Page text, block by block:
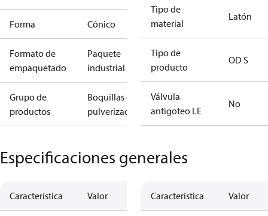
Forma Cónico
Formato de
empaquetado
Paquete
industrial
Grupo de
productos
Boquillas de
pulverización
Tipo de
material
Latón
Tipo de
producto
OD S
Válvula
antigoteo LE
No
Especificaciones generales
Característica Valor Característica Valor